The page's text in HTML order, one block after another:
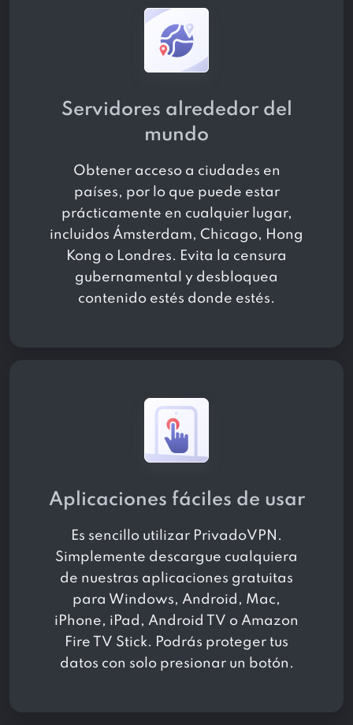
Servidores alrededor del
mundo
Obtener acceso a ciudades en
países, por lo que puede estar
prácticamente en cualquier lugar,
incluidos Ámsterdam, Chicago, Hong
Kong o Londres. Evita la censura
gubernamental y desbloquea
contenido estés donde estés.
Aplicaciones fáciles de usar
Es sencillo utilizar PrivadoVPN.
Simplemente descargue cualquiera
de nuestras aplicaciones gratuitas
para Windows, Android, Mac,
iPhone, iPad, Android TV o Amazon
Fire TV Stick. Podrás proteger tus
datos con solo presionar un botón.